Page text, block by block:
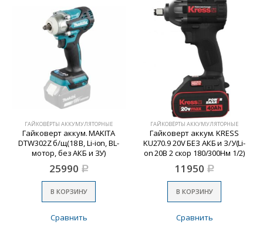
ГАЙКОВЁРТЫ АККУМУЛЯТОРНЫЕ
Гайковерт аккум. MAKITA
DTW302Z б/щ(18 В, Li-ion, BL-
мотор, без АКБ и ЗУ)
25990 Р
В КОРЗИНУ
Сравнить
ГАЙКОВЁРТЫ АККУМУЛЯТОРНЫЕ
Гайковерт аккум. KRESS
KU270.9 20V БЕЗ АКБ и З/У(Li-
on 20В 2 скор 180/300Нм 1/2)
11950 Р
В КОРЗИНУ
Сравнить